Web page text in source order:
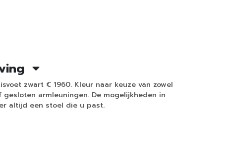
zwart € 1960. Kleur naar keuze van zowel
armleuningen. De mogelijkheden in
altijd een stoel die u past.